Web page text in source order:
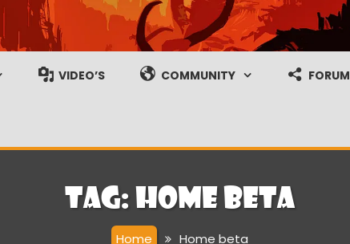
gameplay streams
VIDEO’S COMMUNITY FORUM
Tag: Home beta
Home Home beta